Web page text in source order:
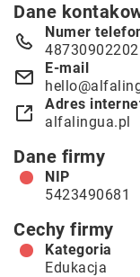
Dane
Numer
48730902202
E-mail
Adres
alfalingua.pl
Dane firmy
NIP
5423490681
Cechy firmy
Kategoria
Edukacja